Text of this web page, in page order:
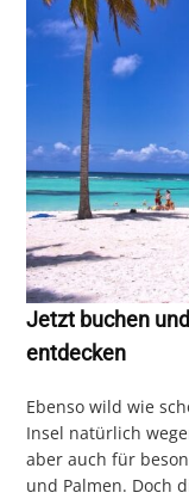
Jetzt buchen
entdecken
Ebenso wild wie
Insel natürlich
aber auch für
und Palmen. Doch